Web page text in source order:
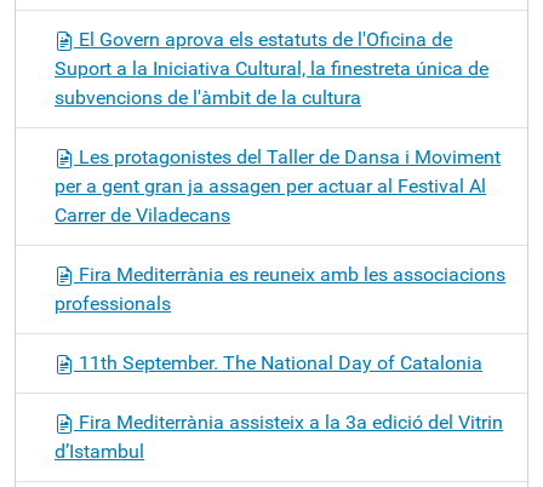
El Govern aprova els estatuts de l'Oficina de
Suport a la Iniciativa Cultural, la finestreta única de
subvencions de l'àmbit de la cultura
Les protagonistes del Taller de Dansa i Moviment
per a gent gran ja assagen per actuar al Festival Al
Carrer de Viladecans
Fira Mediterrània es reuneix amb les associacions
professionals
11th September. The National Day of Catalonia
Fira Mediterrània assisteix a la 3a edició del Vitrin
d’Istambul